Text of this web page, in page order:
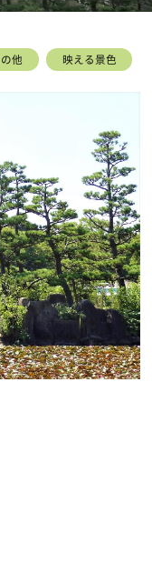
他 映える景色